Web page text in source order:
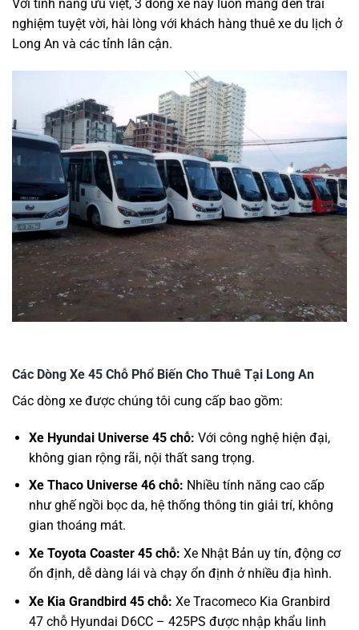
Với tính năng ưu việt, 3 dòng xe này luôn mang đến trải
nghiệm tuyệt vời, hài lòng với khách hàng thuê xe du lịch ở
Long An và các tỉnh lân cận.
Các Dòng Xe 45 Chỗ Phổ Biến Cho Thuê Tại Long An
Các dòng xe được chúng tôi cung cấp bao gồm:
Xe Hyundai Universe 45 chỗ: Với công nghệ hiện đại,
không gian rộng rãi, nội thất sang trọng.
Xe Thaco Universe 46 chỗ: Nhiều tính năng cao cấp
như ghế ngồi bọc da, hệ thống thông tin giải trí, không
gian thoáng mát.
Xe Toyota Coaster 45 chỗ: Xe Nhật Bản uy tín, động cơ
ổn định, dễ dàng lái và chạy ổn định ở nhiều địa hình.
Xe Kia Grandbird 45 chỗ: Xe Tracomeco Kia Granbird
47 chỗ Hyundai D6CC – 425PS được nhập khẩu linh